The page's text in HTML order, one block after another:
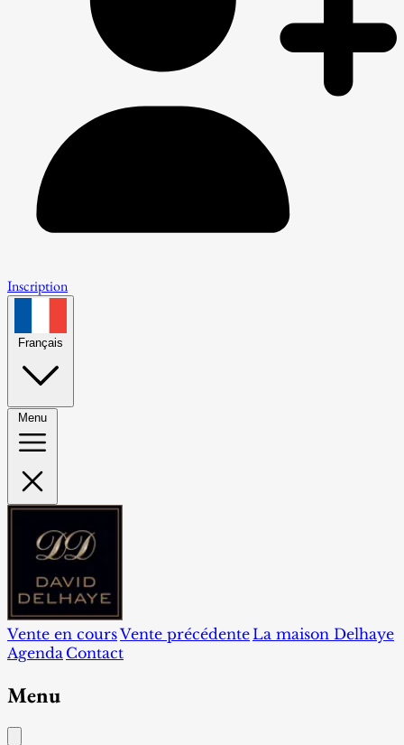
Inscription
Français
Menu
Vente en coursVente précédente La maison Delhaye
Agenda Contact
Menu